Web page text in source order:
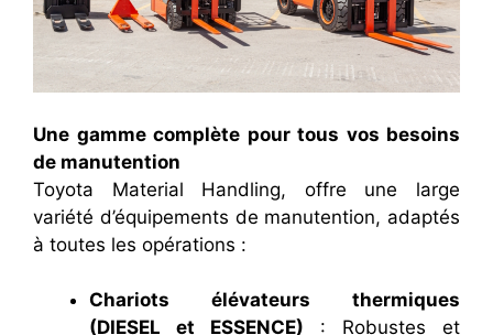
Une gamme complète pour tous vos besoins
de manutention
Toyota Material Handling, offre une large
variété d’équipements de manutention, adaptés
à toutes les opérations :
Chariots élévateurs thermiques
(DIESEL et ESSENCE) : Robustes et